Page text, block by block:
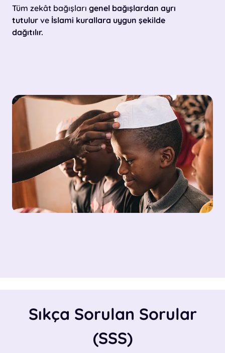
Tüm zekât bağışları genel bağışlardan ayrı
tutulur ve İslami kurallara uygun şekilde
dağıtılır.
Sıkça Sorulan Sorular
(SSS)